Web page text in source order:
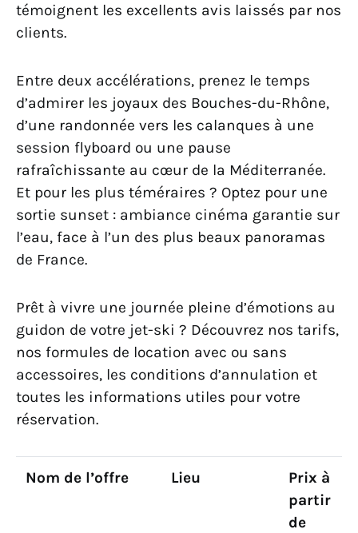
témoignent les excellents avis laissés par nos
clients.
Entre deux accélérations, prenez le temps
d’admirer les joyaux des Bouches-du-Rhône,
d’une randonnée vers les calanques à une
session flyboard ou une pause
rafraîchissante au cœur de la Méditerranée.
Et pour les plus téméraires ? Optez pour une
sortie sunset : ambiance cinéma garantie sur
l’eau, face à l’un des plus beaux panoramas
de France.
Prêt à vivre une journée pleine d’émotions au
guidon de votre jet-ski ? Découvrez nos tarifs,
nos formules de location avec ou sans
accessoires, les conditions d’annulation et
toutes les informations utiles pour votre
réservation.
Nom de l’offre Lieu
Prix à
partir
de